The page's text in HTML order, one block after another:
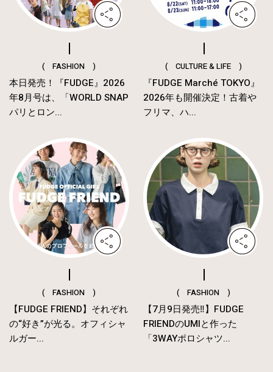
( FASHION )
本日発売！『FUDGE』2026
年8月号は、「WORLD SNAP
パリとロン...
( CULTURE & LIFE )
『FUDGE Marché TOKYO』
2026年も開催決定！古着や
フリマ、ハ...
( FASHION )
【FUDGE FRIEND】それぞれ
の“好き”が光る。オフィシャ
ルガー...
( FASHION )
【7月9日発売‼︎】FUDGE
FRIENDのUMIと作った
「3WAYポロシャツ...